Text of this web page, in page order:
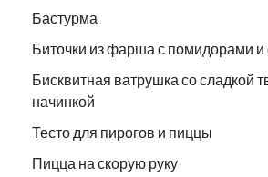
Бастурма
Биточки из фарша с помидорами
Бисквитная ватрушка со сладкой
начинкой
Тесто для пирогов и пиццы
Пицца на скорую руку